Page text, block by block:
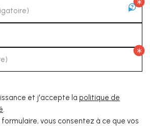
et j'accepte la politique de
.
formulaire, vous consentez à ce que vos